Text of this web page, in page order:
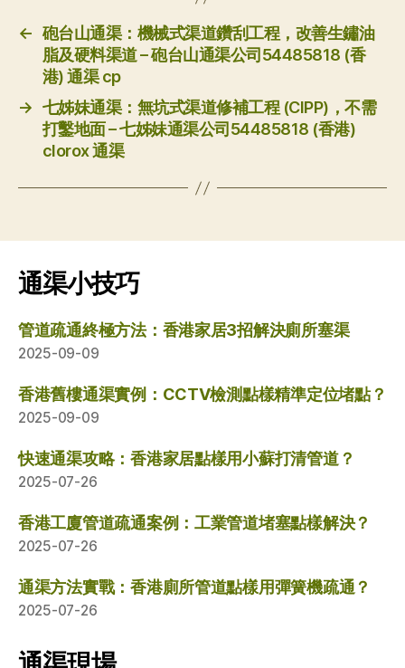
← 砲台山通渠：機械式渠道鑽刮工程，改善生鏽油
脂及硬料渠道 – 砲台山通渠公司54485818 (香
港) 通渠 cp
→ 七姊妹通渠：無坑式渠道修補工程 (CIPP)，不需
打鑿地面 – 七姊妹通渠公司54485818 (香港)
clorox 通渠
通渠小技巧
管道疏通終極方法：香港家居3招解決廁所塞渠
2025-09-09
香港舊樓通渠實例：CCTV檢測點樣精準定位堵點？
2025-09-09
快速通渠攻略：香港家居點樣用小蘇打清管道？
2025-07-26
香港工廈管道疏通案例：工業管道堵塞點樣解決？
2025-07-26
通渠方法實戰：香港廁所管道點樣用彈簧機疏通？
2025-07-26